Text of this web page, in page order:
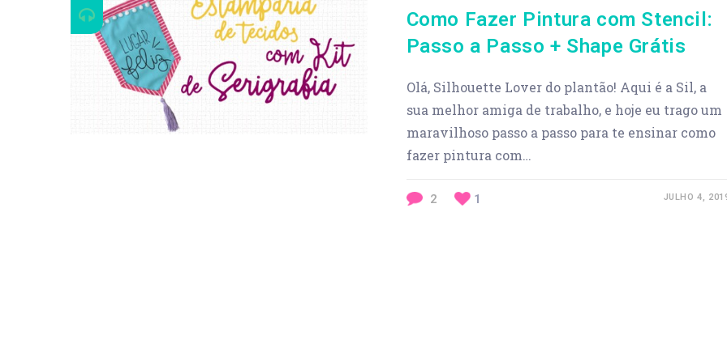
Como Fazer Pintura com Stencil:
Passo a Passo + Shape Grátis
Olá, Silhouette Lover do plantão! Aqui é a Sil, a
sua melhor amiga de trabalho, e hoje eu trago um
maravilhoso passo a passo para te ensinar como
fazer pintura com…
2 1 JULHO 4,